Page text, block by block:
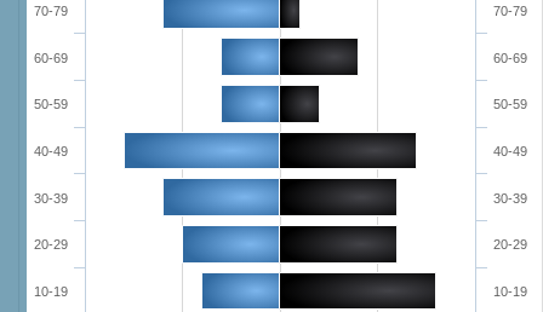
10-19
20-29
30-39
40-49
50-59
60-69
70-79
10-19
20-29
30-39
40-49
50-59
60-69
70-79